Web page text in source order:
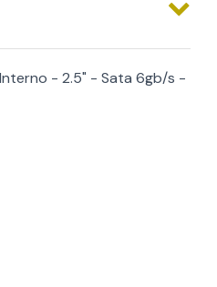
- 2.5" - Sata 6gb/s -